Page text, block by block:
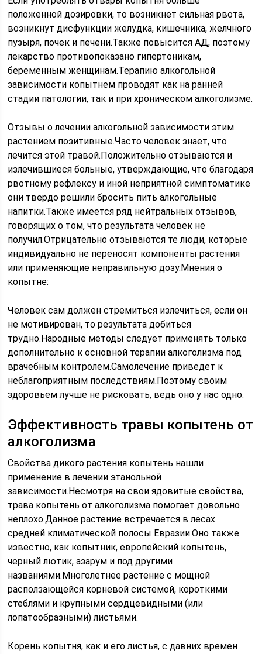
положенной дозировки, то возникнет сильная рвота,
возникнут дисфункции желудка, кишечника, желчного
пузыря, почек и печени.Также повысится АД, поэтому
лекарство противопоказано гипертоникам,
беременным женщинам.Терапию алкогольной
зависимости копытнем проводят как на ранней
стадии патологии, так и при хроническом алкоголизме.
Отзывы о лечении алкогольной зависимости этим
растением позитивные.Часто человек знает, что
лечится этой травой.Положительно отзываются и
излечившиеся больные, утверждающие, что благодаря
рвотному рефлексу и иной неприятной симптоматике
они твердо решили бросить пить алкогольные
напитки.Также имеется ряд нейтральных отзывов,
говорящих о том, что результата человек не
получил.Отрицательно отзываются те люди, которые
индивидуально не переносят компоненты растения
или применяющие неправильную дозу.Мнения о
копытне:
Человек сам должен стремиться излечиться, если он
не мотивирован, то результата добиться
трудно.Народные методы следует применять только
дополнительно к основной терапии алкоголизма под
врачебным контролем.Самолечение приведет к
неблагоприятным последствиям.Поэтому своим
здоровьем лучше не рисковать, ведь оно у нас одно.
Эффективность травы копытень от
алкоголизма
Свойства дикого растения копытень нашли
применение в лечении этанольной
зависимости.Несмотря на свои ядовитые свойства,
трава копытень от алкоголизма помогает довольно
неплохо.Данное растение встречается в лесах
средней климатической полосы Евразии.Оно также
известно, как копытник, европейский копытень,
черный лютик, азарум и под другими
названиями.Многолетнее растение с мощной
расползающейся корневой системой, короткими
стеблями и крупными сердцевидными (или
лопатообразными) листьями.
Корень копытня, как и его листья, с давних времен